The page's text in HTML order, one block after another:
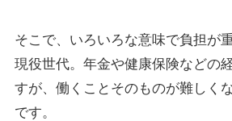
そこで、いろいろな意味で負担が
現役世代。年金や健康保険などの
すが、働くことそのものが難しく
です。